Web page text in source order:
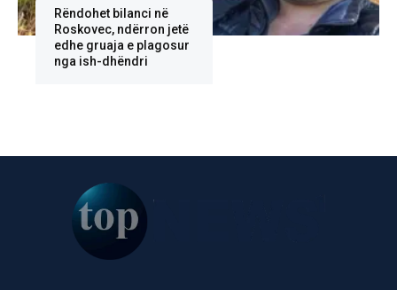
Rëndohet bilanci në
Roskovec, ndërron jetë
edhe gruaja e plagosur
nga ish-dhëndri